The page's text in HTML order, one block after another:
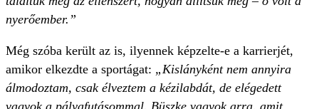
nyerőember.”
Még szóba került az is, ilyennek képzelte-e a karrierjét,
amikor elkezdte a sportágat: „Kislányként nem annyira
álmodoztam, csak élveztem a kézilabdát, de elégedett